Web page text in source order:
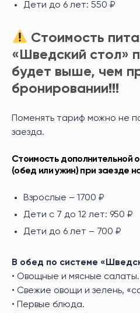
Дети до 6 лет: 550 ₽
Стоимость
«Шведский стол»
будет выше, чем
бронировании!!!
Поменять тариф можно не
заезда.
Стоимость дополнительной
(обед или ужин) при заезде
Взрослые – 1700 ₽
Дети с 7 до 12 лет: 950 ₽
Дети до 6 лет – 700 ₽
В обед по системе
• Овощные и мясные салаты.
• Свежие овощи и зелень,
• Первые блюда.